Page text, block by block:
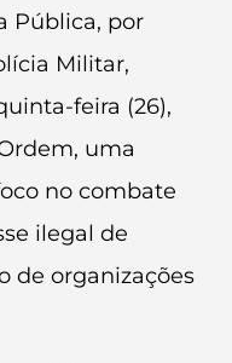
Pública, por
Militar,
feira (26),
uma
no combate
ilegal de
de organizações